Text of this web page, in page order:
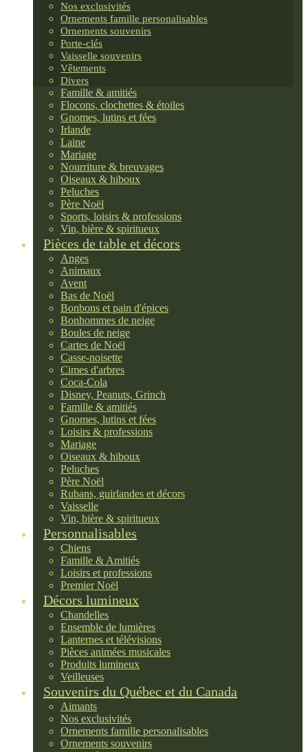
Nos exclusivités
Ornements famille personalisables
Ornements souvenirs
Porte-clés
Vaisselle souvenirs
Vêtements
Divers
Famille & amitiés
Flocons, clochettes & étoiles
Gnomes, lutins et fées
Irlande
Laine
Mariage
Nourriture & breuvages
Oiseaux & hiboux
Peluches
Père Noël
Sports, loisirs & professions
Vin, bière & spiritueux
Pièces de table et décors
Anges
Animaux
Avent
Bas de Noël
Bonbons et pain d'épices
Bonhommes de neige
Boules de neige
Cartes de Noël
Casse-noisette
Cimes d'arbres
Coca-Cola
Disney, Peanuts, Grinch
Famille & amitiés
Gnomes, lutins et fées
Loisirs & professions
Mariage
Oiseaux & hiboux
Peluches
Père Noël
Rubans, guirlandes et décors
Vaisselle
Vin, bière & spiritueux
Personnalisables
Chiens
Famille & Amitiés
Loisirs et professions
Premier Noël
Décors lumineux
Chandelles
Ensemble de lumières
Lanternes et télévisions
Pièces animées musicales
Produits lumineux
Veilleuses
Souvenirs du Québec et du Canada
Aimants
Nos exclusivités
Ornements famille personalisables
Ornements souvenirs